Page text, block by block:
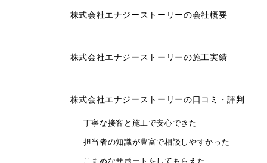
株式会社エナジーストーリーの会社概要
株式会社エナジーストーリーの施工実績
株式会社エナジーストーリーの口コミ・評判
丁寧な接客と施工で安心できた
担当者の知識が豊富で相談しやすかった
こまめなサポートをしてもらえた